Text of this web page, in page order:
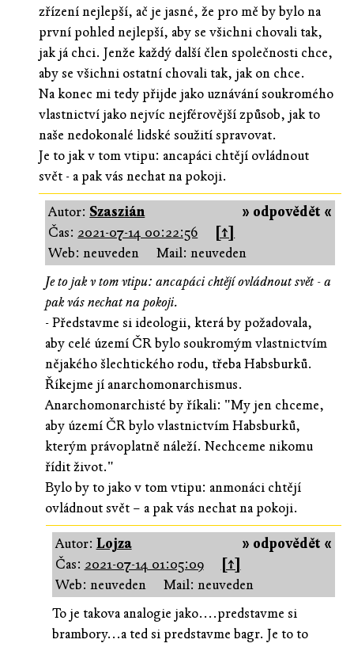
zřízení nejlepší, ač je jasné, že pro mě by bylo na
první pohled nejlepší, aby se všichni chovali tak,
jak já chci. Jenže každý další člen společnosti chce,
aby se všichni ostatní chovali tak, jak on chce.
Na konec mi tedy přijde jako uznávání soukromého
vlastnictví jako nejvíc nejférovější způsob, jak to
naše nedokonalé lidské soužití spravovat.
Je to jak v tom vtipu: ancapáci chtějí ovládnout
svět - a pak vás nechat na pokoji.
» odpovědět «
Autor: Szaszián
Čas: 2021-07-14 00:22:56
[↑]
Web: neuveden
Mail: neuveden
Je to jak v tom vtipu: ancapáci chtějí ovládnout svět - a
pak vás nechat na pokoji.
- Představme si ideologii, která by požadovala,
aby celé území ČR bylo soukromým vlastnictvím
nějakého šlechtického rodu, třeba Habsburků.
Říkejme jí anarchomonarchismus.
Anarchomonarchisté by říkali: "My jen chceme,
aby území ČR bylo vlastnictvím Habsburků,
kterým právoplatně náleží. Nechceme nikomu
řídit život."
Bylo by to jako v tom vtipu: anmonáci chtějí
ovládnout svět – a pak vás nechat na pokoji.
» odpovědět «
Autor: Lojza
Čas: 2021-07-14 01:05:09
[↑]
Web: neuveden
Mail: neuveden
To je takova analogie jako....predstavme si
brambory...a ted si predstavme bagr. Je to to